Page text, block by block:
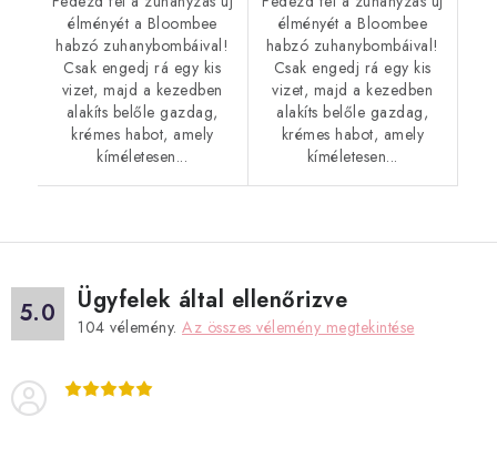
élményét a Bloombee
habzó zuhanybombáival!
Csak engedj rá egy kis
vizet, majd a kezedben
alakíts belőle gazdag,
krémes habot, amely
kíméletesen...
élményét a Bloombee
habzó zuhanybombáival!
Csak engedj rá egy kis
vizet, majd a kezedben
alakíts belőle gazdag,
krémes habot, amely
kíméletesen...
5.0 Ügyfelek által ellenőrizve
104 vélemény. Az összes vélemény megtekintése